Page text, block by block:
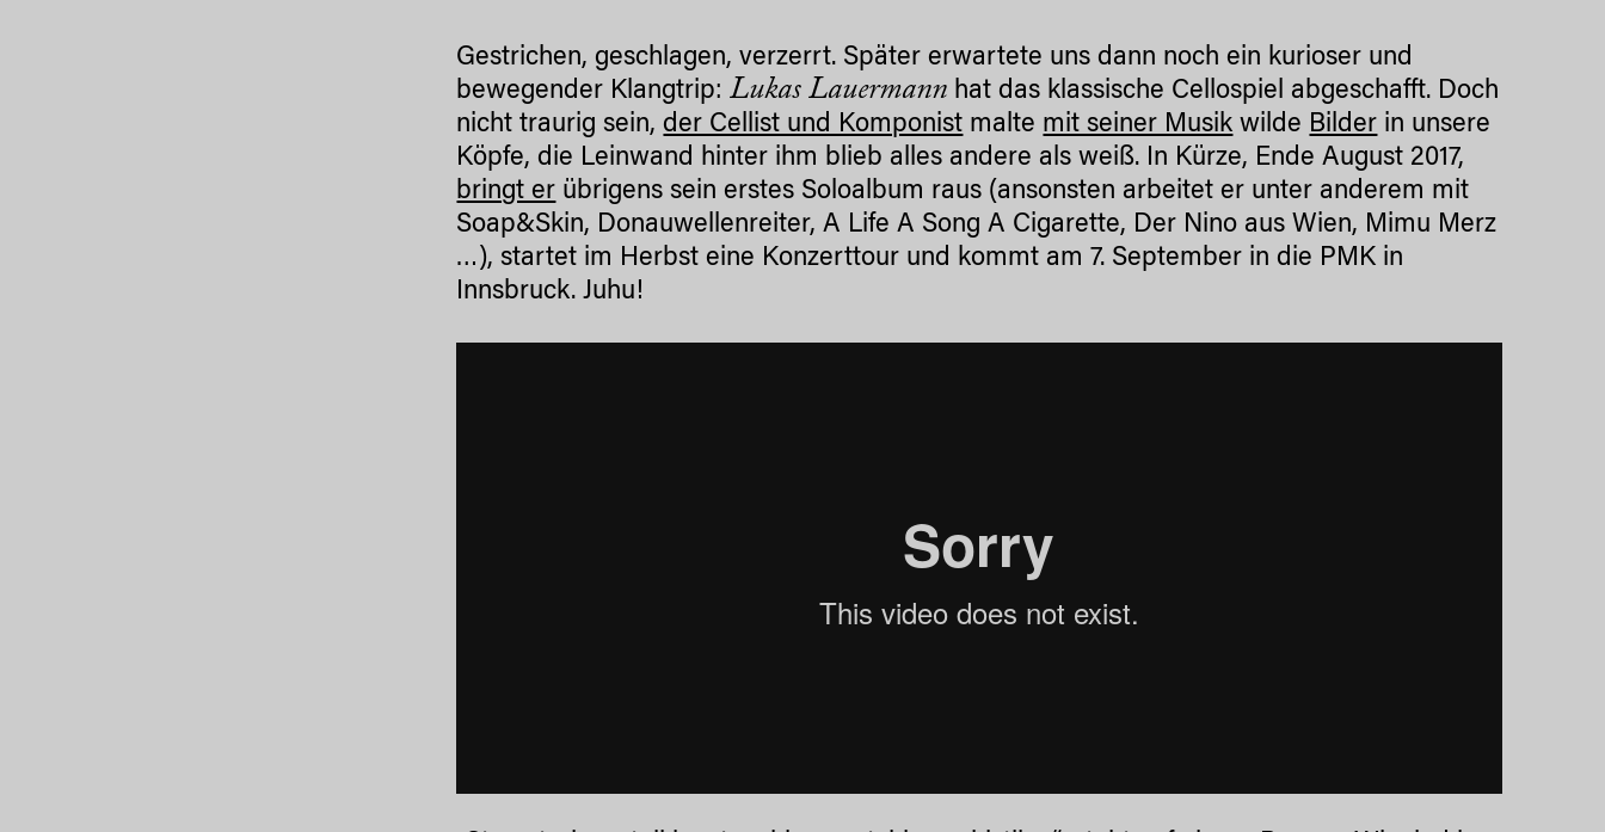
Gestrichen, geschlagen, verzerrt. Später erwartete uns dann noch ein kurioser und
bewegender Klangtrip:Lukas Lauermann hat das klassische Cellospiel abgeschafft. Doch
nicht traurig sein,der Cellist und Komponist malte mit seiner Musik wilde Bilder in unsere
Köpfe, die Leinwand hinter ihm blieb alles andere als weiß. In Kürze, Ende August 2017,
bringt er übrigens sein erstes Soloalbum raus (ansonsten arbeitet er unter anderem mit
Soap&Skin, Donauwellenreiter, A Life A Song A Cigarette, Der Nino aus Wien, Mimu Merz
…), startet im Herbst eine Konzerttour und kommt am 7. September in die PMK in
Innsbruck. Juhu!